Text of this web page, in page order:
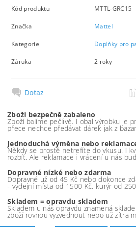
Kód produktu MTTL-GRC15
Značka Mattel
Kategorie Doplňky pro
Záruka 2 roky
Dotaz
Zboží bezpečně zabaleno
Zboží balíme pečlivě. I obal výrobku je
přece nechce předávat dárek jak z
Jednoduchá výměna nebo
Někdy se prostě netrefíte do vkusu. I
rozbít. Ale reklamace i vrácení u nás
Dopravné nízké nebo zdarma
Dopravné už od 45 Kč nebo dokonce
- výdejní místa od 1500 Kč, kurýr od
Skladem = opravdu skladem
Skladem u nás opravdu znamená
zboží rovnou vyzvednout nebo už zítra